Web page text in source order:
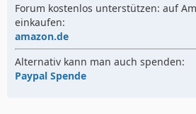
Forum kostenlos unterstützen: auf
einkaufen:
amazon.de
Alternativ kann man auch spenden:
Paypal Spende